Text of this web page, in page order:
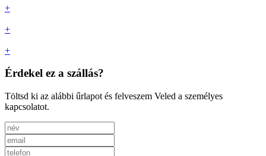
+
+
+
Érdekel ez a szállás?
Töltsd ki az alábbi űrlapot és felveszem Veled a személyes
kapcsolatot.